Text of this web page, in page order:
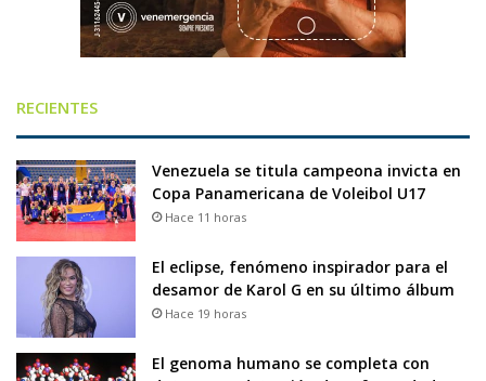
RECIENTES
Venezuela se titula campeona invicta en
Copa Panamericana de Voleibol U17
Hace 11 horas
El eclipse, fenómeno inspirador para el
desamor de Karol G en su último álbum
Hace 19 horas
El genoma humano se completa con